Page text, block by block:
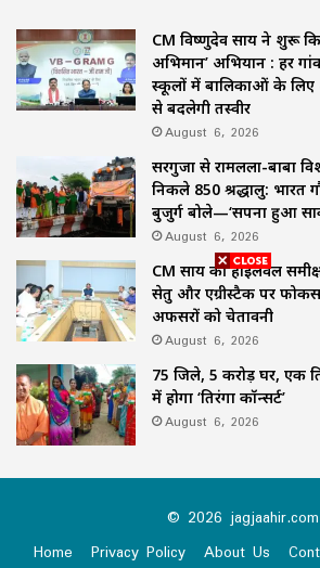
CM विष्णुदेव साय ने शुरू
अभिमान’ अभियान : हर
स्कूलों में बालिकाओं के लिए
से बदलेगी तस्वीर
August 6, 2026
सरगुजा से रामलला-बाबा
निकले 850 श्रद्धालु: भारत
बुजुर्ग बोले—‘सपना हुआ
August 6, 2026
CM साय की हाईलेवल
सेतु और एग्रीस्टैक पर
अफसरों को चेतावनी
August 6, 2026
75 जिले, 5 करोड़ घर, एक
में होगा ‘तिरंगा कॉन्सर्ट’
August 6, 2026
© 2026 jagjaahir.com
Home
Privacy Policy About Us